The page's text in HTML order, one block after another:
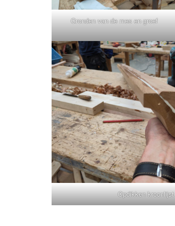
Gronden van de mes en groef
Opdikken kroonlijst